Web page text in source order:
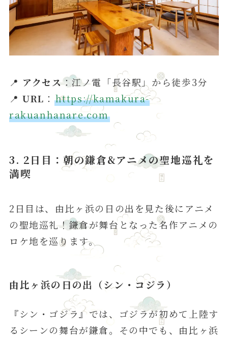
📍 アクセス：江ノ電「長谷駅」から徒歩3分
📍URL ： https://kamakura-
rakuanhanare.com
3. 2日目： 朝の鎌倉&アニメの聖地巡礼を
満喫
2日目は、由比ヶ浜の日の出を見た後にアニメ
の聖地巡礼！鎌倉が舞台となった名作アニメの
ロケ地を巡ります。
由比ヶ浜の日の出（シン・コジラ）
『シン・ゴジラ』では、ゴジラが初めて上陸す
るシーンの舞台が鎌倉。その中でも、由比ヶ浜